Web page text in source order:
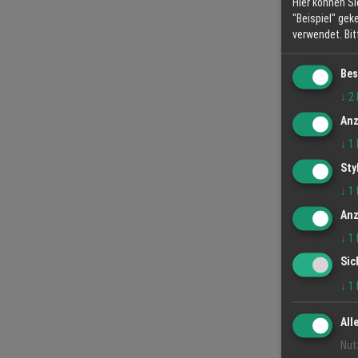
"Beispiel"
verwendet.
↓ 2
↓ 1
↓ 1
↓ 1
↓ 1